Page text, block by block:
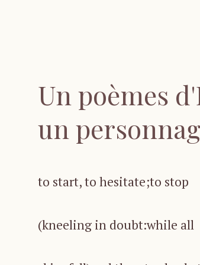
Un poèmes
un
to start, to hesitate;to stop
(kneeling in doubt:while all